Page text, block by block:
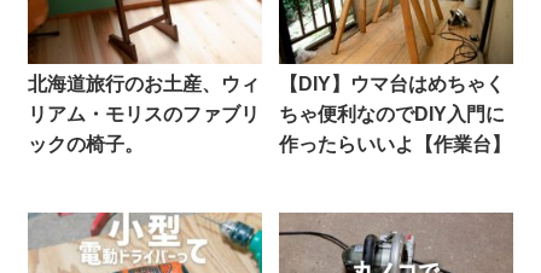
北海道旅行のお土産、ウィ
リアム・モリスのファブリ
ックの椅子。
【DIY】ウマ台はめちゃく
ちゃ便利なのでDIY入門に
作ったらいいよ【作業台】